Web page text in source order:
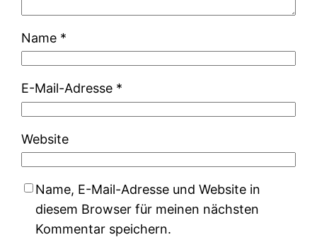
Name *
E-Mail-Adresse *
Website
Name, E-Mail-Adresse und Website in
diesem Browser für meinen nächsten
Kommentar speichern.